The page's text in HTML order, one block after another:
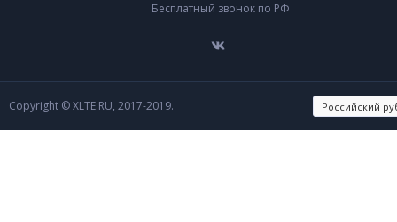
Бесплатный звонок по РФ
Copyright © XLTE.RU, 2017-2019.